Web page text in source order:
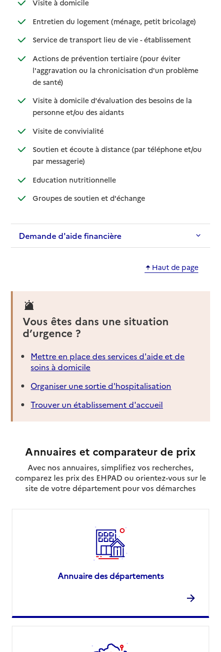
Visite à domicile
Entretien du logement (ménage, petit bricolage): disponible
: non
Service de transport lieu de vie - établissement: disponible
: non
Actions de prévention tertiaire (pour éviter
l'aggravation ou la chronicisation d'un problème
de santé): disponible
: non disponible
Visite à domicile d'évaluation des besoins de la
personne et/ou des aidants: disponible
: non disponible
Visite de convivialité: disponible
: non disponible
Soutien et écoute à distance (par téléphone et/ou
par messagerie): disponible
: non disponible
Education nutritionnelle: disponible
: non disponible
Groupes de soutien et d'échange: disponible
: non disponible
Demande d'aide financière
Haut de page
Vous êtes dans une situation
d’urgence ?
Mettre en place des services d'aide et de
soins à domicile
Organiser une sortie d'hospitalisation
Trouver un établissement d'accueil
Annuaires et comparateur de prix
Avec nos annuaires, simplifiez vos recherches,
comparez les prix des EHPAD ou orientez-vous sur le
site de votre département pour vos démarches
Annuaire des départements